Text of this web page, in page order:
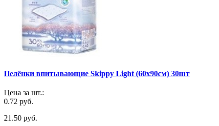
Пелёнки впитывающие Skippy Light (60х90см) 30шт
Цена за шт.:
0.72 руб.
21.50 руб.